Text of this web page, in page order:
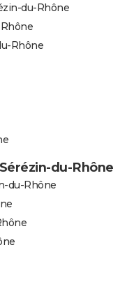
du-Rhône
Rhône
du-Rhône
du-Rhône